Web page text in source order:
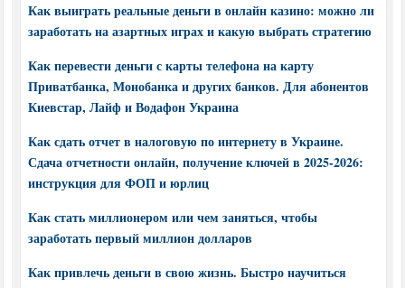
Как выиграть реальные деньги в онлайн казино: можно ли
заработать на азартных играх и какую выбрать стратегию
Как перевести деньги с карты телефона на карту
Приватбанка, Монобанка и других банков. Для абонентов
Киевстар, Лайф и Водафон Украина
Как сдать отчет в налоговую по интернету в Украине.
Сдача отчетности онлайн, получение ключей в 2025-2026:
инструкция для ФОП и юрлиц
Как стать миллионером или чем заняться, чтобы
заработать первый миллион долларов
Как привлечь деньги в свою жизнь. Быстро научиться